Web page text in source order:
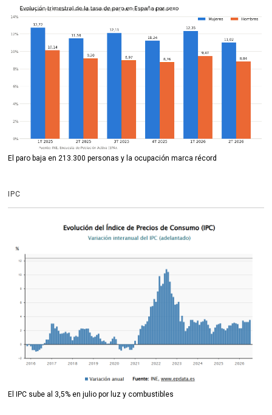
El paro baja en 213.300 personas y la ocupación marca récord
IPC
El IPC sube al 3,5% en julio por luz y combustibles